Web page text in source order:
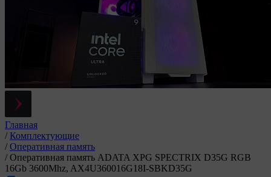
Главная
/ Комплектующие
/ Оперативная память
/ Оперативная память ADATA XPG SPECTRIX D35G RGB
16Gb 3600Mhz, AX4U360016G18I-SBKD35G